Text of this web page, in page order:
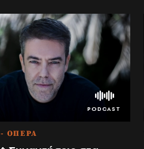
ΟΠΕΡΑ